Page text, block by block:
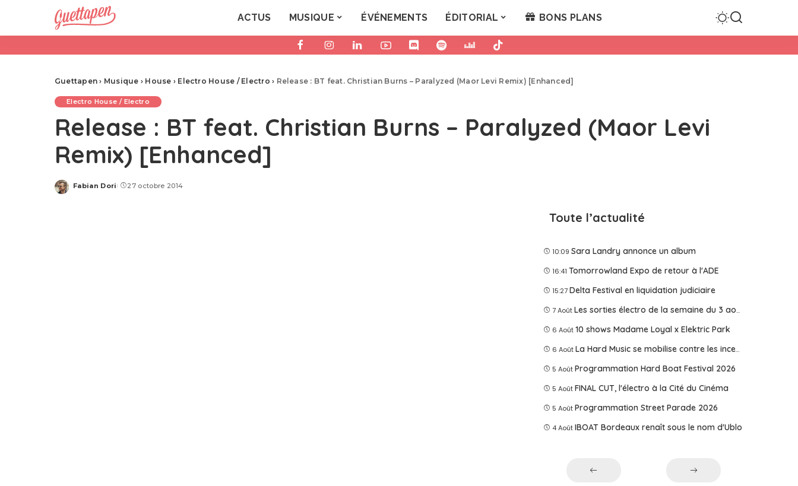
ACTUS MUSIQUE ÉVÉNEMENTS ÉDITORIAL BONS PLANS
Guettapen › Musique › House › Electro House / Electro › Release : BT feat. Christian Burns – Paralyzed (Maor Levi Remix) [Enhanced]
Electro House / Electro
Release : BT feat. Christian Burns – Paralyzed (Maor Levi
Remix) [Enhanced]
Posted
Fabian Dori 27 octobre 2014
Toute l’actualité
10:09 Sara Landry annonce un album
16:41 Tomorrowland Expo de retour à l'ADE
15:27 Delta Festival en liquidation judiciaire
7 Août Les sorties électro de la semaine du 3 août 2026
6 Août 10 shows Madame Loyal x Elektric Park
6 Août La Hard Music se mobilise contre les incendies
5 Août Programmation Hard Boat Festival 2026
5 Août FINAL CUT, l'électro à la Cité du Cinéma
5 Août Programmation Street Parade 2026
4 Août IBOAT Bordeaux renaît sous le nom d'Ublo